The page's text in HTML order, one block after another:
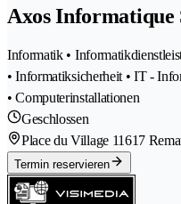
Axos Informatique
Informatik •
• Informatiksicherheit • IT -
• Computerinstallationen
Geschlossen
Place du Village 11617
Termin reservieren